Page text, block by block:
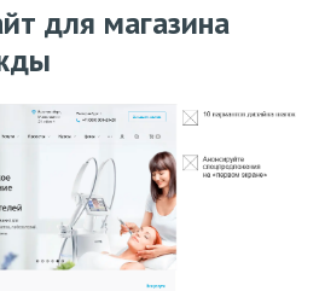
для магазина